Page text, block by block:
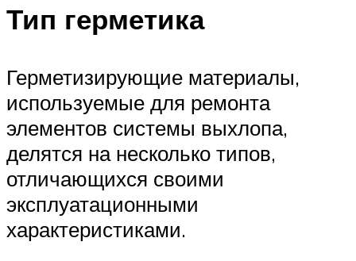
Тип герметика
Герметизирующие материалы,
используемые для ремонта
элементов системы выхлопа,
делятся на несколько типов,
отличающихся своими
эксплуатационными
характеристиками.